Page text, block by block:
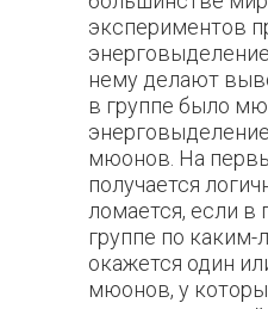
экспериментов
нему делают
в группе было
мюонов. На
получается
ломается, если в
группе по каким-
окажется один
мюонов, у